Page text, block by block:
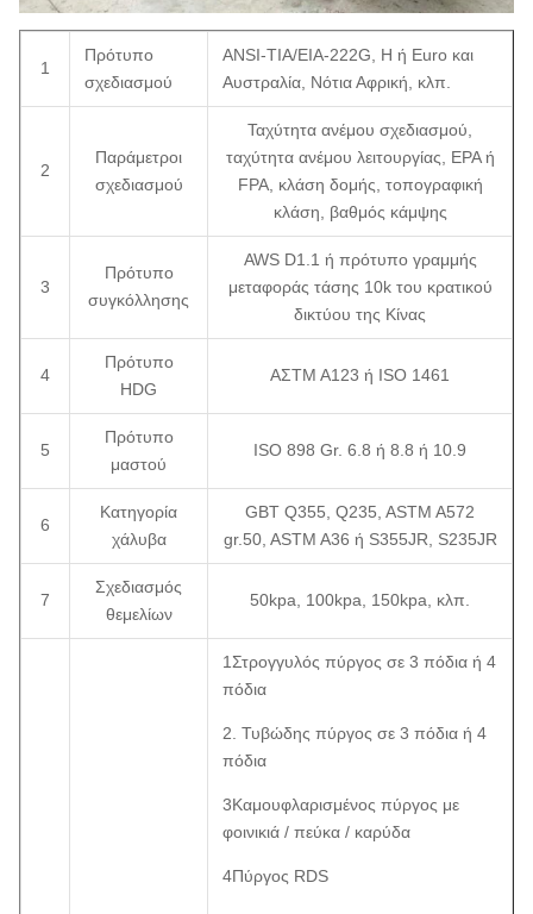
1
Πρότυπο
σχεδιασμού
ANSI-TIA/EIA-222G, H ή Euro και
Αυστραλία, Νότια Αφρική, κλπ.
2
Παράμετροι
σχεδιασμού
Ταχύτητα ανέμου σχεδιασμού,
ταχύτητα ανέμου λειτουργίας, EPA ή
FPA, κλάση δομής, τοπογραφική
κλάση, βαθμός κάμψης
3
Πρότυπο
συγκόλλησης
AWS D1.1 ή πρότυπο γραμμής
μεταφοράς τάσης 10k του κρατικού
δικτύου της Κίνας
4
Πρότυπο
HDG
ΑΣTM A123 ή ISO 1461
5
Πρότυπο
μαστού
ISO 898 Gr. 6.8 ή 8.8 ή 10.9
6
Κατηγορία
χάλυβα
GBT Q355, Q235, ASTM A572
gr.50, ASTM A36 ή S355JR, S235JR
7
Σχεδιασμός
θεμελίων
50kpa, 100kpa, 150kpa, κλπ.
1Στρογγυλός πύργος σε 3 πόδια ή 4
πόδια
2. Τυβώδης πύργος σε 3 πόδια ή 4
πόδια
3Καμουφλαρισμένος πύργος με
φοινικιά / πεύκα / καρύδα
4Πύργος RDS